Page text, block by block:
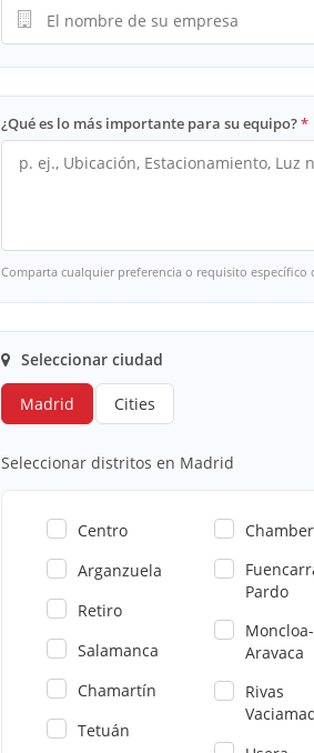
¿Qué es lo más importante para su equipo?
Comparta cualquier preferencia o requisito
Seleccionar ciudad
Madrid Cities
Seleccionar distritos en Madrid
Centro
Arganzuela
Retiro
Salamanca
Chamartín
Tetuán
Pardo
Moncloa-
Aravaca
Rivas